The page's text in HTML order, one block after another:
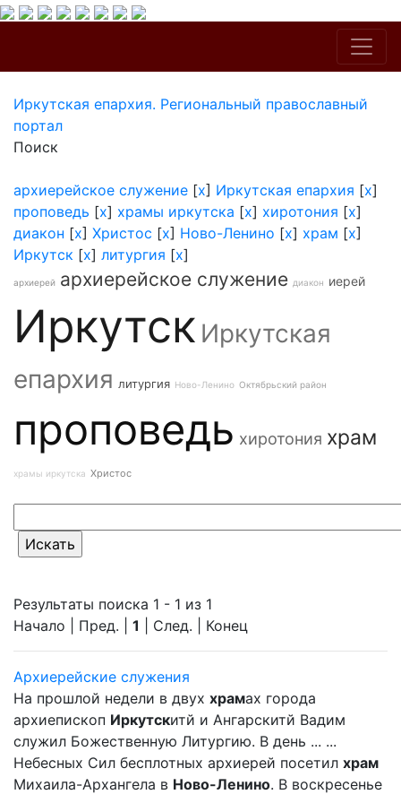
Иркутская епархия. Региональный православный
портал
Поиск
архиерейское служение [x] Иркутская епархия [x]
проповедь [x] храмы иркутска [x] хиротония [x]
диакон [x] Христос [x] Ново-Ленино [x] храм [x]
Иркутск [x] литургия [x]
архиерей архиерейское служение диакон иерей
Иркутск Иркутская
епархия литургия Ново-Ленино Октябрьский район
проповедь хиротония храм
храмы иркутска Христос
Результаты поиска 1 - 1 из 1
Начало | Пред. | 1 | След. | Конец
Архиерейские служения
На прошлой недели в двух храмах города
архиепископ Иркутскитй и Ангарскитй Вадим
служил Божественную Литургию. В день ... ...
Небесных Сил бесплотных архиерей посетил храм
Михаила-Архангела в Ново-Ленино. В воскресенье